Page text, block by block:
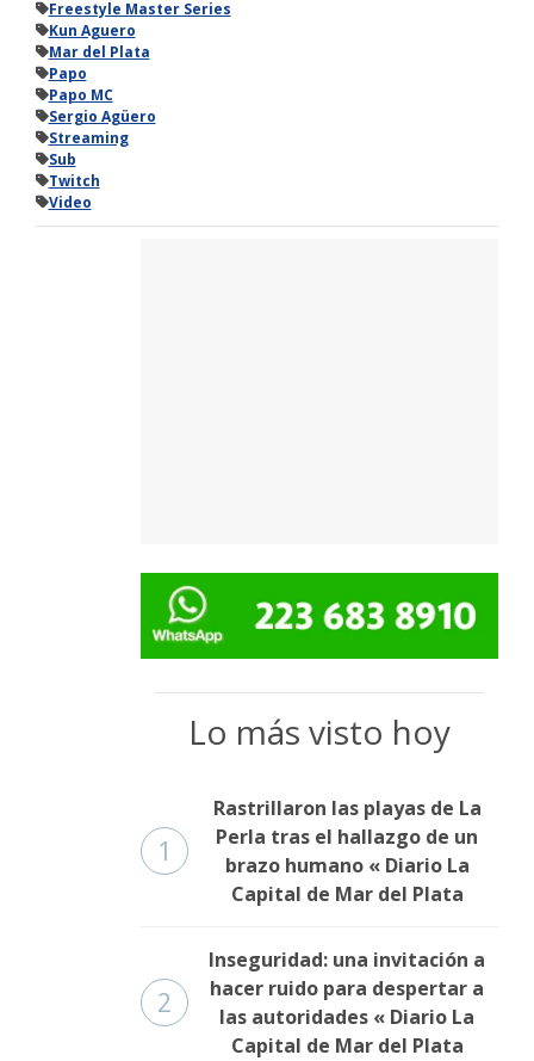
Freestyle Master Series
Kun Aguero
Mar del Plata
Papo
Papo MC
Sergio Agüero
Streaming
Sub
Twitch
Video
Lo más visto hoy
1
Rastrillaron las playas de La
Perla tras el hallazgo de un
brazo humano « Diario La
Capital de Mar del Plata
2
Inseguridad: una invitación a
hacer ruido para despertar a
las autoridades « Diario La
Capital de Mar del Plata